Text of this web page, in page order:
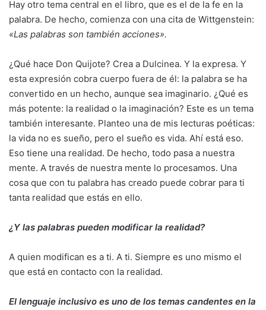
Hay otro tema central en el libro, que es el de la fe en la
palabra. De hecho, comienza con una cita de Wittgenstein:
«Las palabras son también acciones».
¿Qué hace Don Quijote? Crea a Dulcinea. Y la expresa. Y
esta expresión cobra cuerpo fuera de él: la palabra se ha
convertido en un hecho, aunque sea imaginario. ¿Qué es
más potente: la realidad o la imaginación? Este es un tema
también interesante. Planteo una de mis lecturas poéticas:
la vida no es sueño, pero el sueño es vida. Ahí está eso.
Eso tiene una realidad. De hecho, todo pasa a nuestra
mente. A través de nuestra mente lo procesamos. Una
cosa que con tu palabra has creado puede cobrar para ti
tanta realidad que estás en ello.
¿Y las palabras pueden modificar la realidad?
A quien modifican es a ti. A ti. Siempre es uno mismo el
que está en contacto con la realidad.
El lenguaje inclusivo es uno de los temas candentes en la